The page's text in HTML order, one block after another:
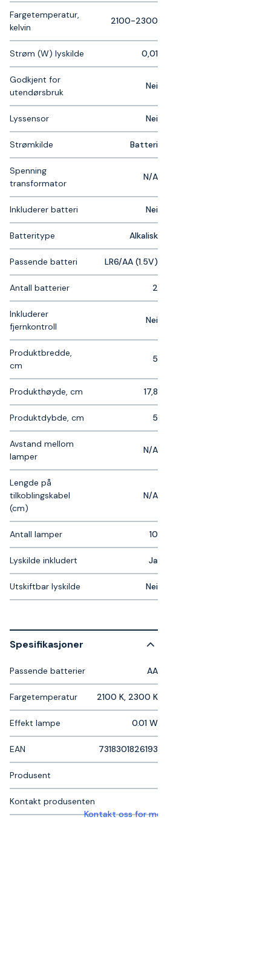
Fargetemperatur,
kelvin
2100-2300
Strøm (W) lyskilde 0,01
Godkjent for
utendørsbruk
Nei
Lyssensor Nei
Strømkilde Batteri
Spenning
transformator
N/A
Inkluderer batteri Nei
Batteritype Alkalisk
Passende batteri LR6/AA (1.5V)
Antall batterier 2
Inkluderer
fjernkontroll
Nei
Produktbredde,
cm
5
Produkthøyde, cm 17,8
Produktdybde, cm 5
Avstand mellom
lamper
N/A
Lengde på
tilkoblingskabel
(cm)
N/A
Antall lamper 10
Lyskilde inkludert Ja
Utskiftbar lyskilde Nei
Spesifikasjoner
Passende batterier AA
Fargetemperatur 2100 K, 2300 K
Effekt lampe 0.01 W
EAN 7318301826193
Produsent
Kontakt produsenten
Kontakt oss for mer informasjon